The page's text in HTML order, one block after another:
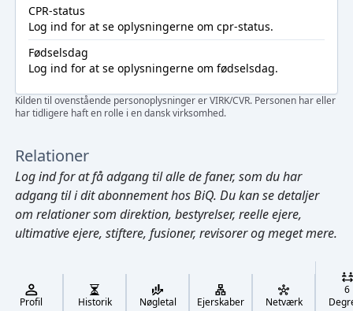
Cmd/Ctrl + K
CPR-status
Log ind for at se oplysningerne om cpr-status.
Fødselsdag
Log ind for at se oplysningerne om fødselsdag.
Kilden til ovenstående personoplysninger er VIRK/CVR. Personen har eller
har tidligere haft en rolle i en dansk virksomhed.
Relationer
Log indfor at få adgang til alle de faner, som du har
adgang til i dit abonnement hos BiQ. Du kan se detaljer
om relationer som direktion, bestyrelser, reelle ejere,
ultimative ejere, stiftere, fusioner, revisorer og meget mere.
Profil Historik Nøgletal Ejerskaber Netværk
6